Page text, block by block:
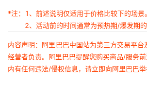
*注：
1、前述说明仅适用于价格比较下的场景。
2、活动前的时间通常为预热期/爆发期
内容声明：阿里巴巴中国站为第三方交易平
经营者负责。阿里巴巴提醒您购买商品/服务
内有任何违法/侵权信息，请立即向阿里巴巴举